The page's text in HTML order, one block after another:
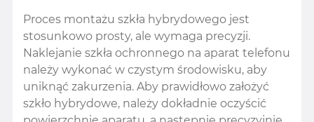
Proces montażu szkła hybrydowego jest
stosunkowo prosty, ale wymaga precyzji.
Naklejanie szkła ochronnego na aparat telefonu
należy wykonać w czystym środowisku, aby
uniknąć zakurzenia. Aby prawidłowo założyć
szkło hybrydowe, należy dokładnie oczyścić